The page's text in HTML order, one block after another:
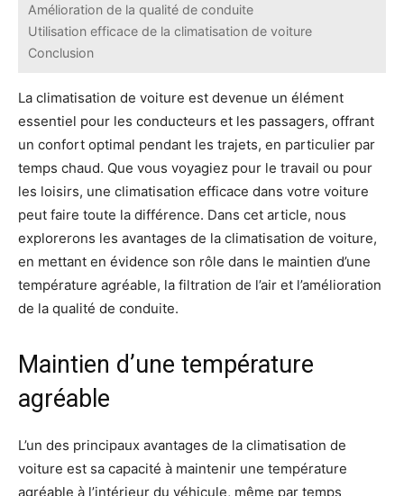
Amélioration de la qualité de conduite
Utilisation efficace de la climatisation de voiture
Conclusion
La climatisation de voiture est devenue un élément
essentiel pour les conducteurs et les passagers, offrant
un confort optimal pendant les trajets, en particulier par
temps chaud. Que vous voyagiez pour le travail ou pour
les loisirs, une climatisation efficace dans votre voiture
peut faire toute la différence. Dans cet article, nous
explorerons les avantages de la climatisation de voiture,
en mettant en évidence son rôle dans le maintien d’une
température agréable, la filtration de l’air et l’amélioration
de la qualité de conduite.
Maintien d’une température
agréable
L’un des principaux avantages de la climatisation de
voiture est sa capacité à maintenir une température
agréable à l’intérieur du véhicule, même par temps